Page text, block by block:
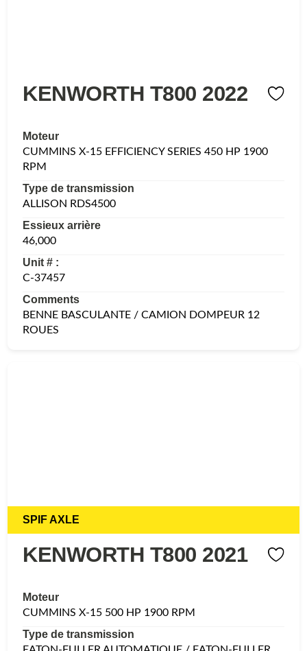
KENWORTH T800 2022
Moteur
CUMMINS X-15 EFFICIENCY SERIES 450 HP 1900
RPM
Type de transmission
ALLISON RDS4500
Essieux arrière
46,000
Unit # :
C-37457
Comments
BENNE BASCULANTE / CAMION DOMPEUR 12
ROUES
SPIF AXLE
KENWORTH T800 2021
Moteur
CUMMINS X-15 500 HP 1900 RPM
Type de transmission